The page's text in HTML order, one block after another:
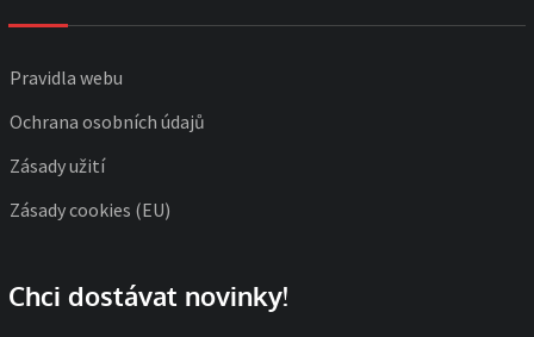
Pravidla webu
Ochrana osobních údajů
Zásady užití
Zásady cookies (EU)
Chci dostávat novinky!